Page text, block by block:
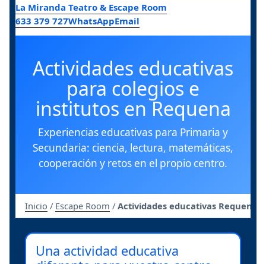
La Miranda Teatro & Escape Room
633 379 727WhatsAppEmail
Actividades educativas
para colegios e
institutos en Requena
Experiencias educativas para Primaria y
Secundaria: ciencia, lectura, matemáticas,
cooperación y retos en el propio centro.
Inicio / Escape Room /Actividades educativas Requena
Una actividad educativa